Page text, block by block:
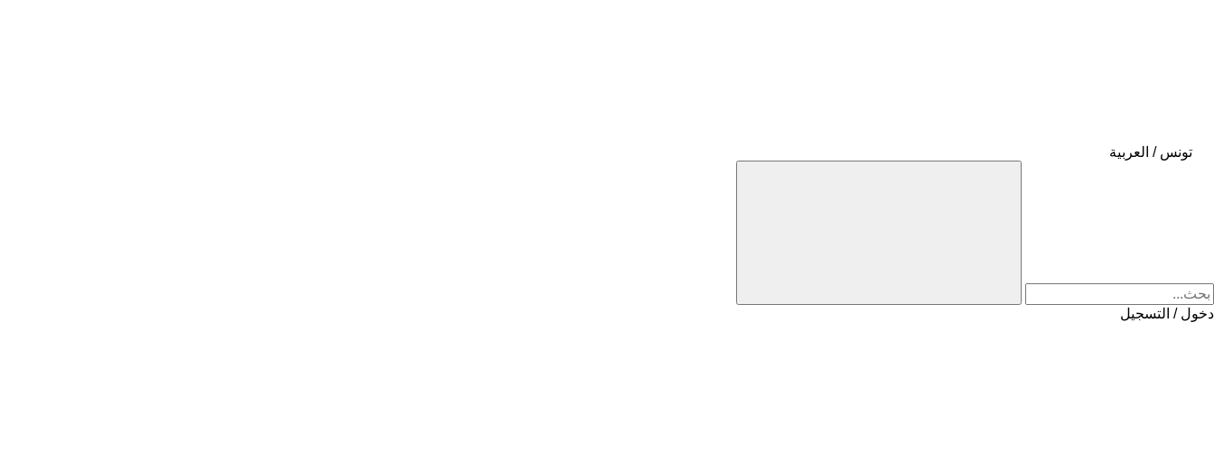
تونس / العربية
دخول / التسجيل